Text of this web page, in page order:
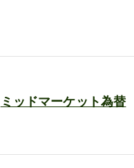
ミッドマーケット為替